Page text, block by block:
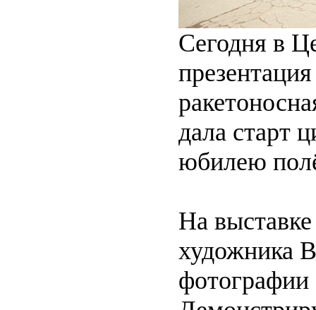
Сегодня в
дала старт
юбилею
На
художника